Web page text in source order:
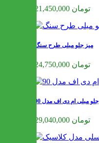
21,450,000 تومان
میز جلو مبلی طرح سنگ
24,750,000 تومان
جلو مبلی ام دی اف مدل 90
29,040,000 تومان